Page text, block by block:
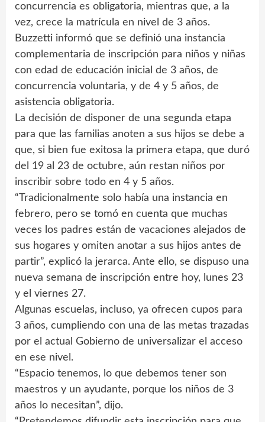
concurrencia es obligatoria, mientras que, a la
vez, crece la matrícula en nivel de 3 años.
Buzzetti informó que se definió una instancia
complementaria de inscripción para niños y niñas
con edad de educación inicial de 3 años, de
concurrencia voluntaria, y de 4 y 5 años, de
asistencia obligatoria.
La decisión de disponer de una segunda etapa
para que las familias anoten a sus hijos se debe a
que, si bien fue exitosa la primera etapa, que duró
del 19 al 23 de octubre, aún restan niños por
inscribir sobre todo en 4 y 5 años.
“Tradicionalmente solo había una instancia en
febrero, pero se tomó en cuenta que muchas
veces los padres están de vacaciones alejados de
sus hogares y omiten anotar a sus hijos antes de
partir”, explicó la jerarca. Ante ello, se dispuso una
nueva semana de inscripción entre hoy, lunes 23
y el viernes 27.
Algunas escuelas, incluso, ya ofrecen cupos para
3 años, cumpliendo con una de las metas trazadas
por el actual Gobierno de universalizar el acceso
en ese nivel.
“Espacio tenemos, lo que debemos tener son
maestros y un ayudante, porque los niños de 3
años lo necesitan”, dijo.